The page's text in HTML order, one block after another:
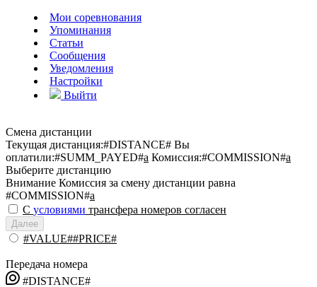
Мои соревнования
Упоминания
Статьи
Сообщения
Уведомления
Настройки
Выйти
Смена дистанции
Текущая дистанция:#DISTANCE# Вы
оплатили:#SUMM_PAYED#a Комиссия:#COMMISSION#a
Выберите дистанцию
Внимание Комиссия за смену дистанции равна
#COMMISSION#a
С условиями трансфера номеров согласен
Далее
#VALUE##PRICE#
Передача номера
#DISTANCE#